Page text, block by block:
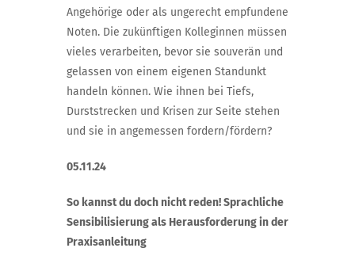
Angehörige oder als ungerecht empfundene
Noten. Die zukünftigen Kolleginnen müssen
vieles verarbeiten, bevor sie souverän und
gelassen von einem eigenen Standunkt
handeln können. Wie ihnen bei Tiefs,
Durststrecken und Krisen zur Seite stehen
und sie in angemessen fordern/fördern?
05.11.24
So kannst du doch nicht reden! Sprachliche
Sensibilisierung als Herausforderung in der
Praxisanleitung